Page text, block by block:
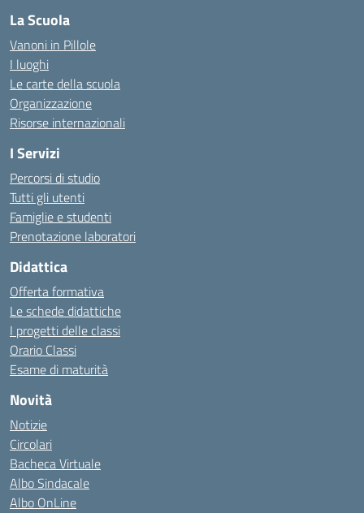
La Scuola
Vanoni in Pillole
I luoghi
Le carte della scuola
Organizzazione
Risorse internazionali
I Servizi
Percorsi di studio
Tutti gli utenti
Famiglie e studenti
Prenotazione laboratori
Didattica
Offerta formativa
Le schede didattiche
I progetti delle classi
Orario Classi
Esame di maturità
Novità
Notizie
Circolari
Bacheca Virtuale
Albo Sindacale
Albo OnLine